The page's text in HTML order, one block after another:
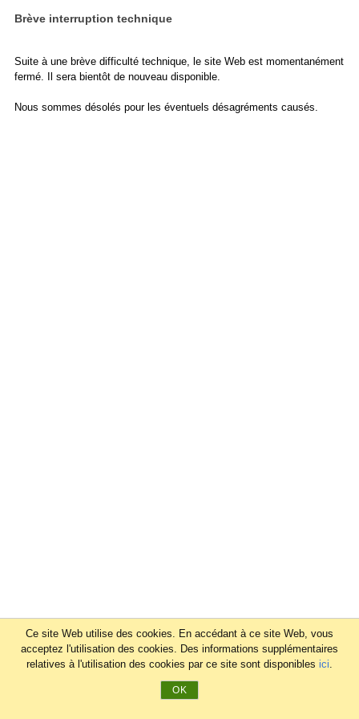
Brève interruption technique
Suite à une brève difficulté technique, le site Web est momentanément
fermé. Il sera bientôt de nouveau disponible.
Nous sommes désolés pour les éventuels désagréments causés.
Ce site Web utilise des cookies. En accédant à ce site Web, vous
acceptez l'utilisation des cookies. Des informations supplémentaires
relatives à l'utilisation des cookies par ce site sont disponibles ici.
OK